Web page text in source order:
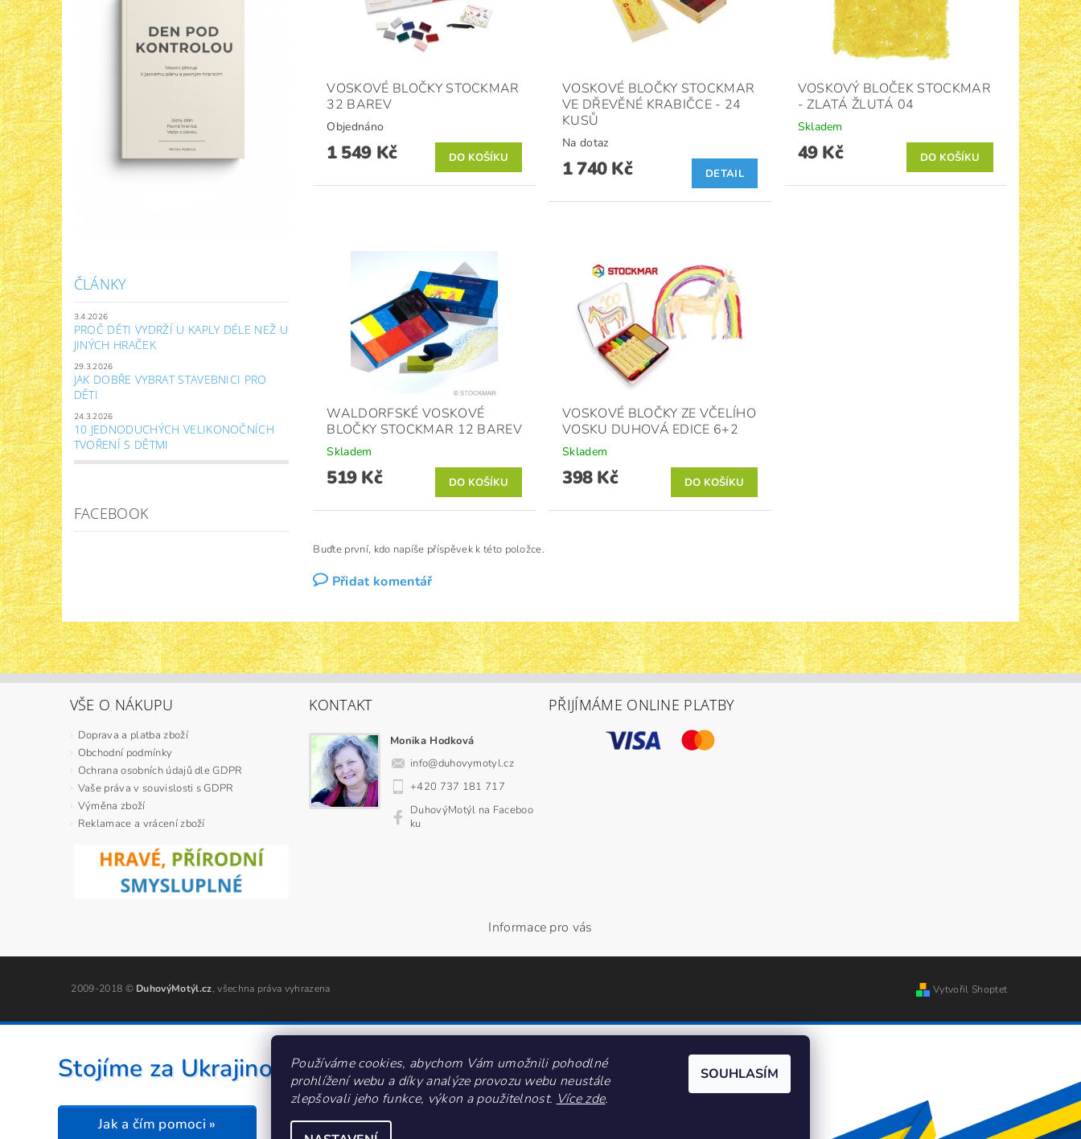
ČLÁNKY
3.4.2026
PROČ DĚTI VYDRŽÍ U KAPLY DÉLE NEŽ U
JINÝCH HRAČEK
29.3.2026
JAK DOBŘE VYBRAT STAVEBNICI PRO
DĚTI
24.3.2026
10 JEDNODUCHÝCH VELIKONOČNÍCH
TVOŘENÍ S DĚTMI
FACEBOOK
VOSKOVÉ BLOČKY STOCKMAR
32 BAREV
Objednáno
1 549 Kč
VOSKOVÉ BLOČKY STOCKMAR
VE DŘEVĚNÉ KRABIČCE - 24
KUSŮ
Na dotaz
1 740 Kč DETAIL
VOSKOVÝ BLOČEK STOCKMAR
- ZLATÁ ŽLUTÁ 04
Skladem
49 Kč
WALDORFSKÉ VOSKOVÉ
BLOČKY STOCKMAR 12 BAREV
Skladem
519 Kč
VOSKOVÉ BLOČKY ZE VČELÍHO
VOSKU DUHOVÁ EDICE 6+2
Skladem
398 Kč
Buďte první, kdo napíše příspěvek k této položce.
Přidat komentář
VŠE O NÁKUPU
Doprava a platba zboží
Obchodní podmínky
Ochrana osobních údajů dle GDPR
Vaše práva v souvislosti s GDPR
Výměna zboží
Reklamace a vrácení zboží
KONTAKT
Monika Hodková
info@duhovymotyl.cz
+420 737 181 717
DuhovýMotýl na Faceboo
ku
PŘIJÍMÁME ONLINE PLATBY
Informace pro vás
2009-2018 © DuhovýMotýl.cz, všechna práva vyhrazena Vytvořil Shoptet
Používáme cookies, abychom Vám umožnili pohodlné
prohlížení webu a díky analýze provozu webu neustále
zlepšovali jeho funkce, výkon a použitelnost. Více zde.
SOUHLASÍM
Stojíme za Ukrajinou ❤️
Jak a čím pomoci »